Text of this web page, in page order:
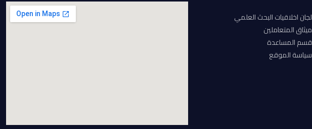
لجان اخلاقيات البحث العلمي
ميثاق المتعاملين
قسم المساعدة
سياسة الموقع